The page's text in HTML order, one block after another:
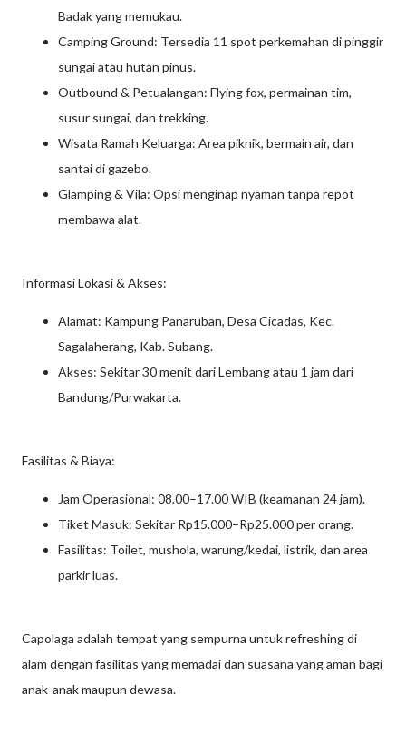
Badak yang memukau.
Camping Ground: Tersedia 11 spot perkemahan di pinggir
sungai atau hutan pinus.
Outbound & Petualangan: Flying fox, permainan tim,
susur sungai, dan trekking.
Wisata Ramah Keluarga: Area piknik, bermain air, dan
santai di gazebo.
Glamping & Vila: Opsi menginap nyaman tanpa repot
membawa alat.
Informasi Lokasi & Akses:
Alamat: Kampung Panaruban, Desa Cicadas, Kec.
Sagalaherang, Kab. Subang.
Akses: Sekitar 30 menit dari Lembang atau 1 jam dari
Bandung/Purwakarta.
Fasilitas & Biaya:
Jam Operasional: 08.00–17.00 WIB (keamanan 24 jam).
Tiket Masuk: Sekitar Rp15.000–Rp25.000 per orang.
Fasilitas: Toilet, mushola, warung/kedai, listrik, dan area
parkir luas.
Capolaga adalah tempat yang sempurna untuk refreshing di
alam dengan fasilitas yang memadai dan suasana yang aman bagi
anak-anak maupun dewasa.